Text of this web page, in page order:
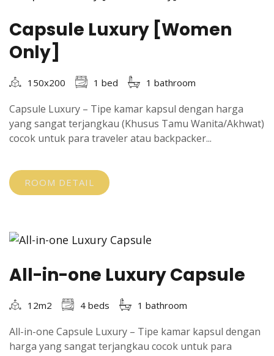
Capsule Luxury [Women
Only]
150x200 1 bed 1 bathroom
Capsule Luxury – Tipe kamar kapsul dengan harga
yang sangat terjangkau (Khusus Tamu Wanita/Akhwat)
cocok untuk para traveler atau backpacker...
ROOM DETAIL
All-in-one Luxury Capsule
12m2 4 beds 1 bathroom
All-in-one Capsule Luxury – Tipe kamar kapsul dengan
harga yang sangat terjangkau cocok untuk para